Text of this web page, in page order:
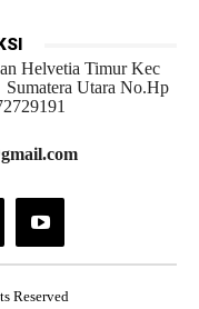
Helvetia Timur Kec
Utara No.Hp
Reserved